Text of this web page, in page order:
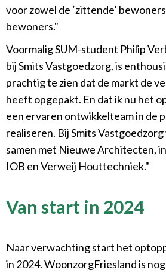
voor zowel de ‘zittende’ bewoners
bewoners."
Voormalig SUM-student Philip
bij Smits Vastgoedzorg, is
prachtig te zien dat de markt de
heeft opgepakt. En dat ik nu het
een ervaren ontwikkelteam in de
realiseren. Bij Smits
samen met Nieuwe Architecten,
IOB en Verweij Houttechniek."
Van start in 2024
Naar verwachting start het
in 2024. WoonzorgFriesland is